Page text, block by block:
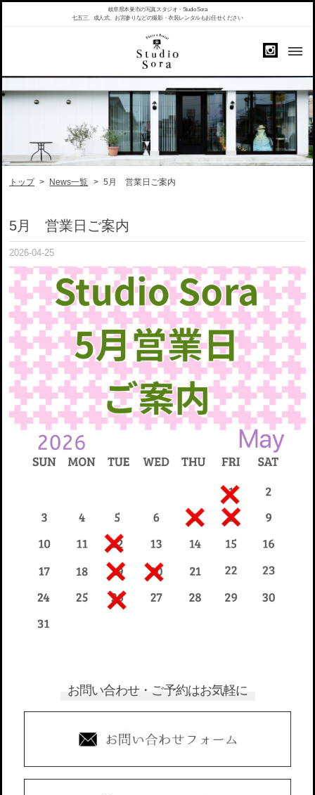
岐阜県本巣市の写真スタジオ・Studio Sora
七五三、成人式、お宮参りなどの撮影・衣装レンタルもお任せください
トップ > News一覧 > 5月 営業日ご案内
5月 営業日ご案内
2026-04-25
お問い合わせ・ご予約はお気軽に